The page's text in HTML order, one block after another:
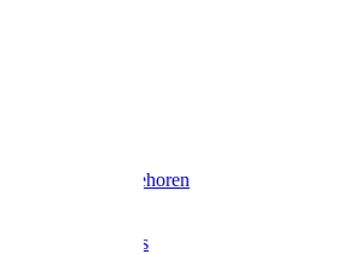
Slede toebehoren
Composters